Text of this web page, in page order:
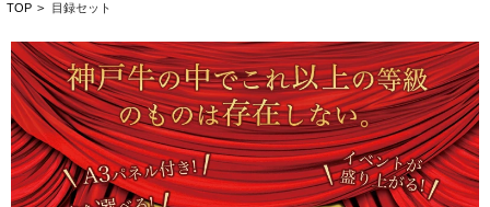
TOP > 目録セット